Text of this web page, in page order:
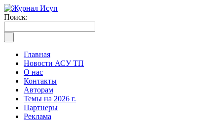
Поиск:
Главная
Новости АСУ ТП
О нас
Контакты
Авторам
Темы на 2026 г.
Партнеры
Реклама